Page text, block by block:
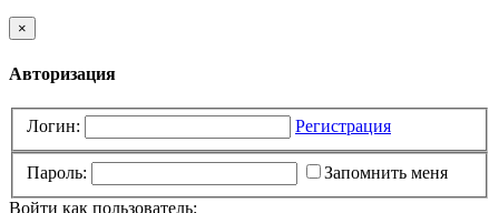
×
Авторизация
Логин: Регистрация
Пароль:
Запомнить меня
Войти как пользователь: